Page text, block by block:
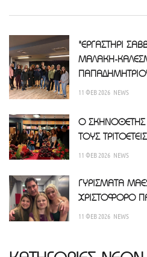
"ΕΡΓΑΣΤΗΡΙ
ΜΑΛΑΚΗ-
11 ΦΕΒ 2026 NEWS
Ο ΣΚΗΝΟΘΕΤΗΣ
ΤΟΥΣ
11 ΦΕΒ 2026 NEWS
ΓΥΡΙΣΜΑΤΑ
ΧΡΙΣΤΟΦΟΡΟ
11 ΦΕΒ 2026 NEWS